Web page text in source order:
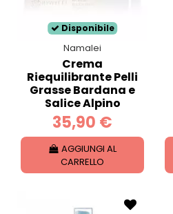
Disponibile
Namalei
Crema
Riequilibrante Pelli
Grasse Bardana e
Salice Alpino
35,90 €
AGGIUNGI AL
CARRELLO